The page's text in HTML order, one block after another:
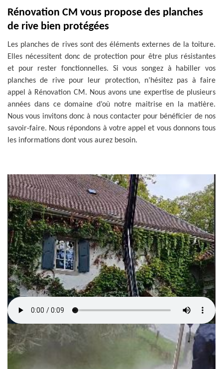
Rénovation CM vous propose des planches
de rive bien protégées
Les planches de rives sont des éléments externes de la toiture.
Elles nécessitent donc de protection pour être plus résistantes
et pour rester fonctionnelles. Si vous songez à habiller vos
planches de rive pour leur protection, n’hésitez pas à faire
appel à Rénovation CM. Nous avons une expertise de plusieurs
années dans ce domaine d’où notre maitrise en la matière.
Nous vous invitons donc à nous contacter pour bénéficier de nos
savoir-faire. Nous répondons à votre appel et vous donnons tous
les informations dont vous aurez besoin.